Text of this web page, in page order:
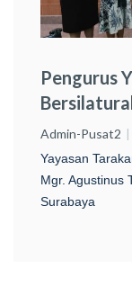
Pengurus
Admin-Pusat2
Yayasan
Mgr. Agustinus
Surabaya